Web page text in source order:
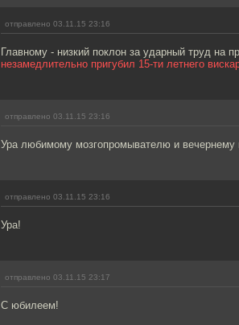
отправлено 03.11.15 23:16
Главному - низкий поклон за ударный труд на
незамедлительно пригубил 15-ти летнего
отправлено 03.11.15 23:16
Ура любимому мозгопромывателю и
отправлено 03.11.15 23:16
Ура!
отправлено 03.11.15 23:17
С юбилеем!